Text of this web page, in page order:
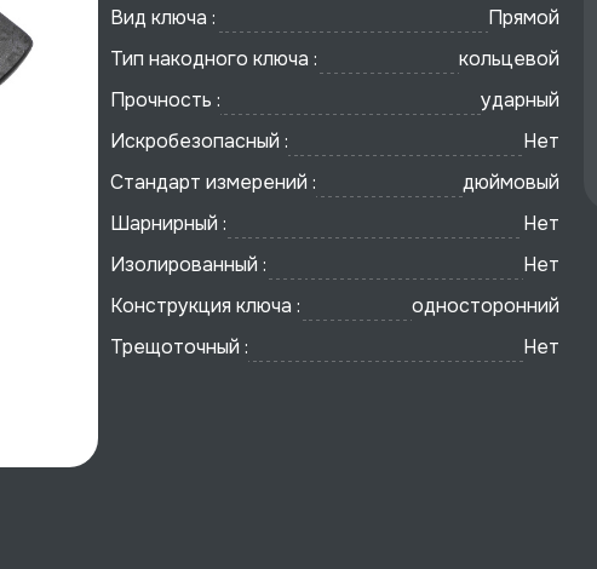
Вид ключа :
Прямой
Тип накодного ключа :
кольцевой
Прочность :
ударный
Искробезопасный :
Нет
Стандарт измерений :
дюймовый
Шарнирный :
Нет
Изолированный :
Нет
Конструкция ключа :
односторонний
Трещоточный :
Нет